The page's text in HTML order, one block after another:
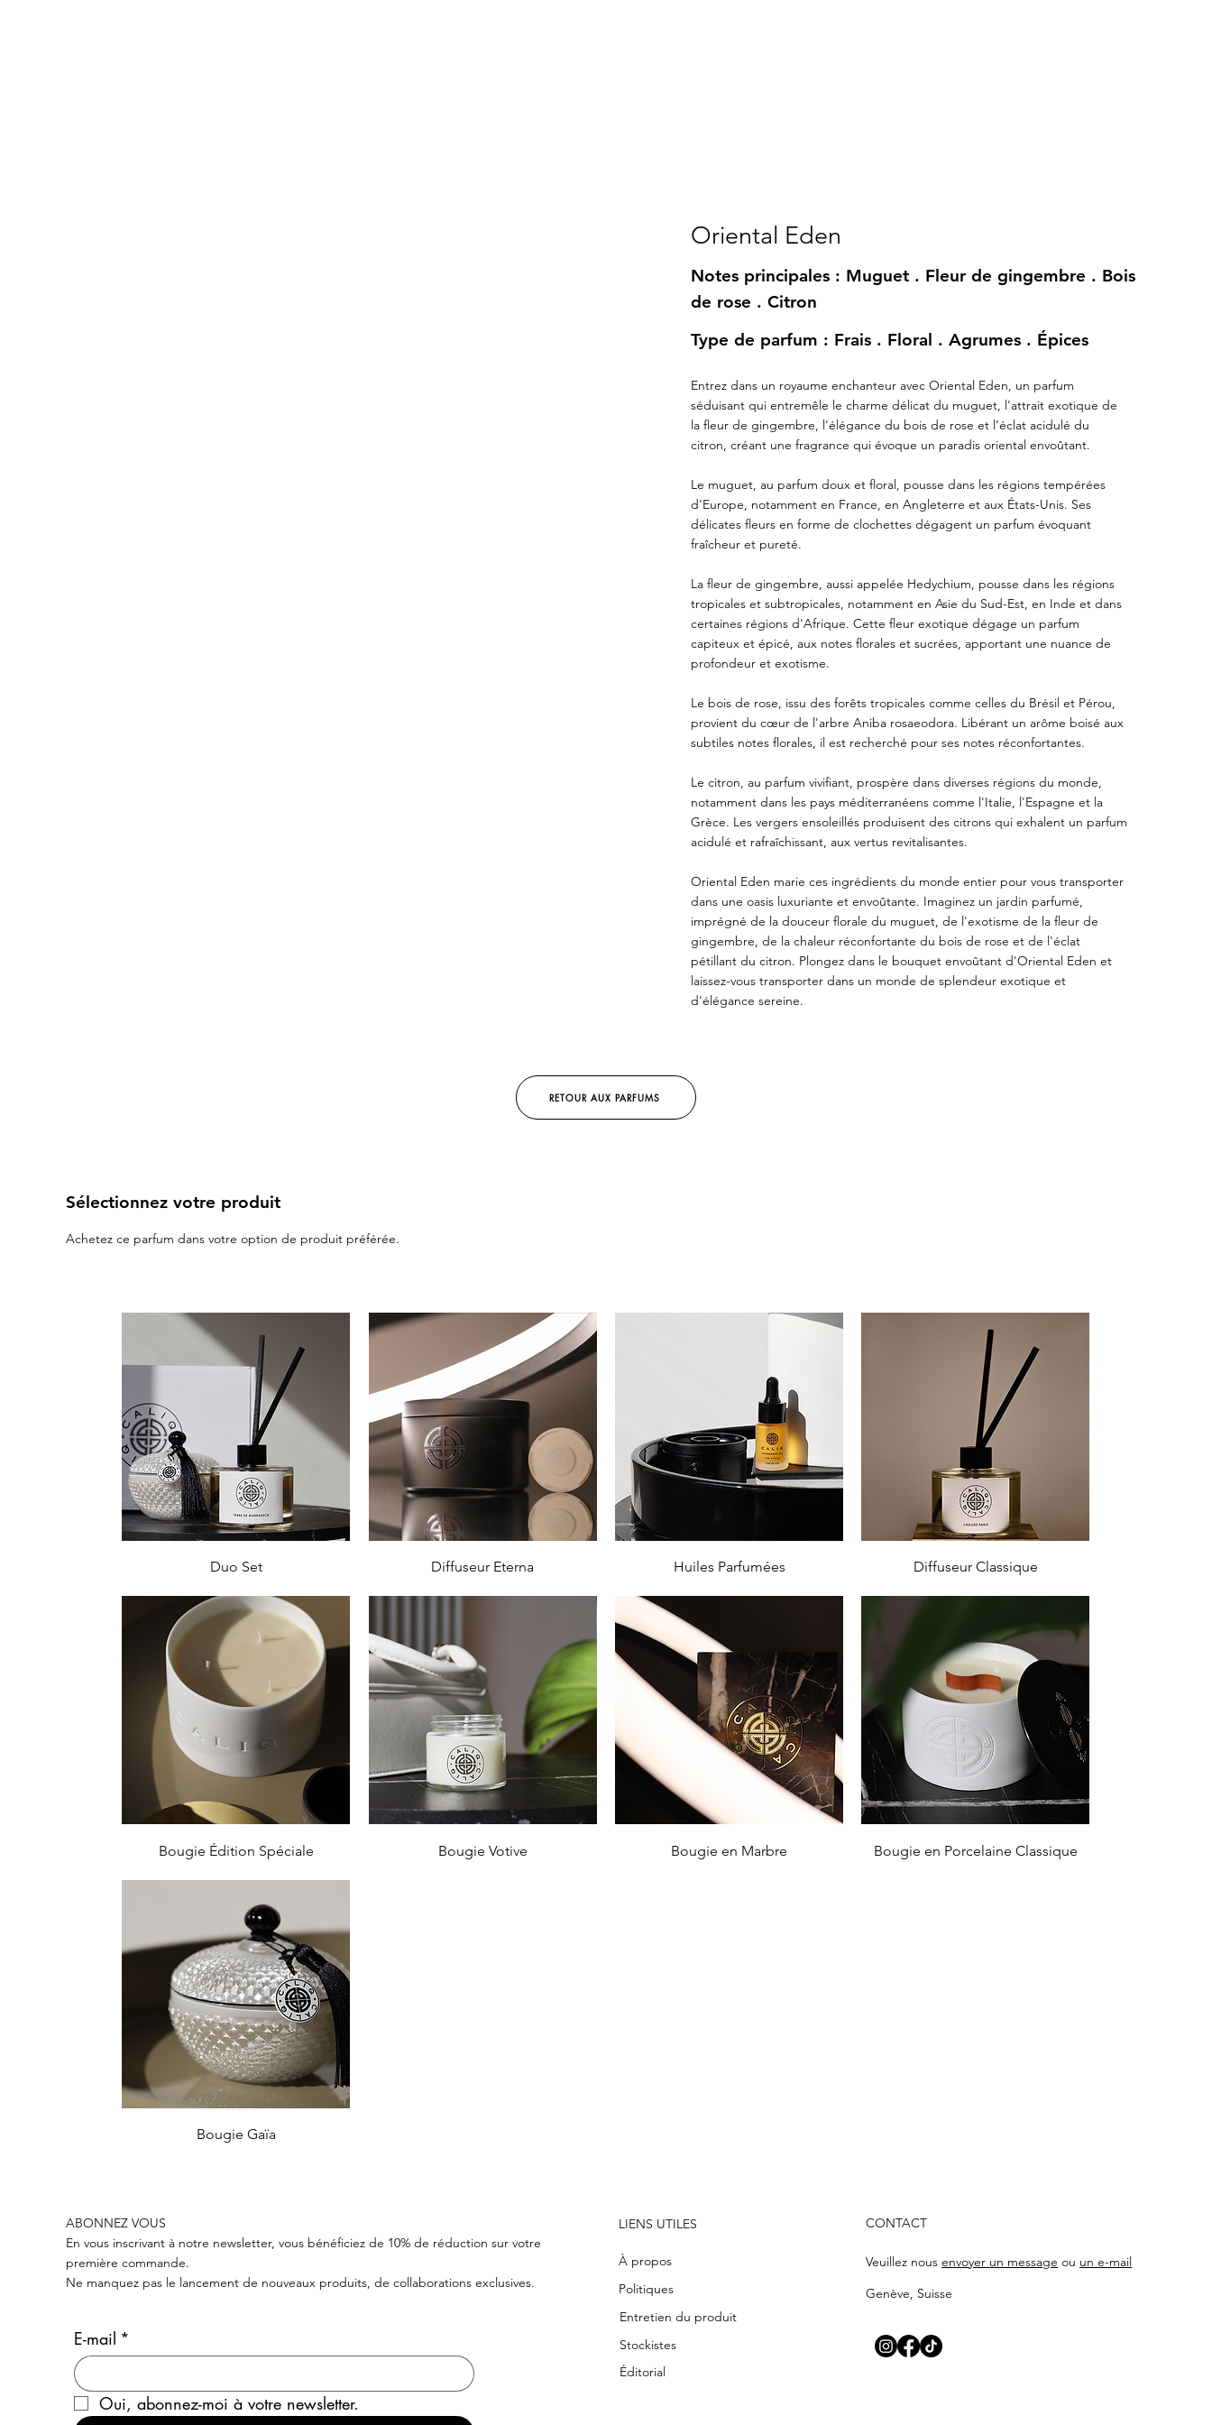
Oriental Eden
Notes principales : Muguet . Fleur de gingembre . Bois
de rose . Citron
Type de parfum : Frais . Floral . Agrumes . Épices
Entrez dans un royaume enchanteur avec Oriental Eden, un parfum
séduisant qui entremêle le charme délicat du muguet, l'attrait exotique de
la fleur de gingembre, l'élégance du bois de rose et l’éclat acidulé du
citron, créant une fragrance qui évoque un paradis oriental envoûtant.
Le muguet, au parfum doux et floral, pousse dans les régions tempérées
d'Europe, notamment en France, en Angleterre et aux États-Unis. Ses
délicates fleurs en forme de clochettes dégagent un parfum évoquant
fraîcheur et pureté.
La fleur de gingembre, aussi appelée Hedychium, pousse dans les régions
tropicales et subtropicales, notamment en Asie du Sud-Est, en Inde et dans
certaines régions d'Afrique. Cette fleur exotique dégage un parfum
capiteux et épicé, aux notes florales et sucrées, apportant une nuance de
profondeur et exotisme.
Le bois de rose, issu des forêts tropicales comme celles du Brésil et Pérou,
provient du cœur de l'arbre Aniba rosaeodora. Libérant un arôme boisé aux
subtiles notes florales, il est recherché pour ses notes réconfortantes.
Le citron, au parfum vivifiant, prospère dans diverses régions du monde,
notamment dans les pays méditerranéens comme l'Italie, l'Espagne et la
Grèce. Les vergers ensoleillés produisent des citrons qui exhalent un parfum
acidulé et rafraîchissant, aux vertus revitalisantes.
Oriental Eden marie ces ingrédients du monde entier pour vous transporter
dans une oasis luxuriante et envoûtante. Imaginez un jardin parfumé,
imprégné de la douceur florale du muguet, de l'exotisme de la fleur de
gingembre, de la chaleur réconfortante du bois de rose et de l'éclat
pétillant du citron. Plongez dans le bouquet envoûtant d'Oriental Eden et
laissez-vous transporter dans un monde de splendeur exotique et
d'élégance sereine.
RETOUR AUX PARFUMS
Sélectionnez votre produit
Achetez ce parfum dans votre option de produit préférée.
Aperçu rapide
Duo Set Aperçu rapide
Diffuseur Eterna Aperçu rapide
Huiles Parfumées Aperçu rapide
Diffuseur Classique
Aperçu rapide
Bougie Édition Spéciale Aperçu rapide
Bougie Votive Aperçu rapide
Bougie en Marbre Aperçu rapide
Bougie en Porcelaine Classique
Aperçu rapide
Bougie Gaïa
ABONNEZ VOUS
En vous inscrivant à notre newsletter, vous bénéficiez de 10% de réduction sur votre
première commande.
Ne manquez pas le lancement de nouveaux produits, de collaborations exclusives.
E-mail *
Oui, abonnez-moi à votre newsletter.
LIENS UTILES
À propos
Politiques
Entretien du produit
Stockistes
Éditorial
CONTACT
Veuillez nous envoyer un message ou un e-mail
Genève, Suisse